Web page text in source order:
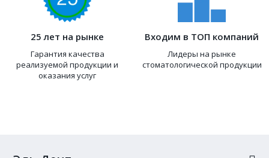
25 лет на рынке
Гарантия качества
реализуемой продукции и
оказания услуг
Входим в ТОП компаний
Лидеры на рынке
стоматологической продукции